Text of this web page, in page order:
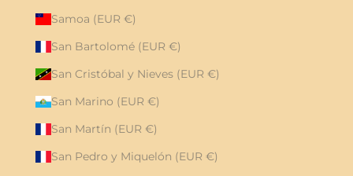
Samoa (EUR €)
San Bartolomé (EUR €)
San Cristóbal y Nieves (EUR €)
San Marino (EUR €)
San Martín (EUR €)
San Pedro y Miquelón (EUR €)